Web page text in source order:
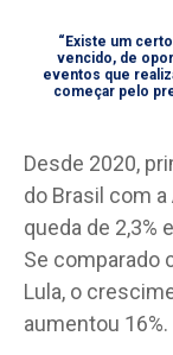
“Existe um
vencido, de
eventos que
começar pelo
Desde 2020,
do Brasil com
queda de 2,3%
Se comparado
Lula, o
aumentou 16%.